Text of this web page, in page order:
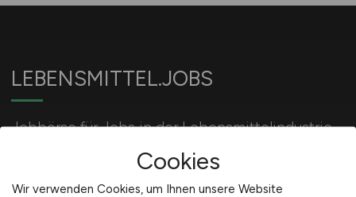
LEBENSMITTEL.JOBS
Jobbörse für Jobs in der Lebensmittelindustrie
und Ernährungsindustrie.Cookies
Wir verwenden Cookies, um Ihnen unsere Website